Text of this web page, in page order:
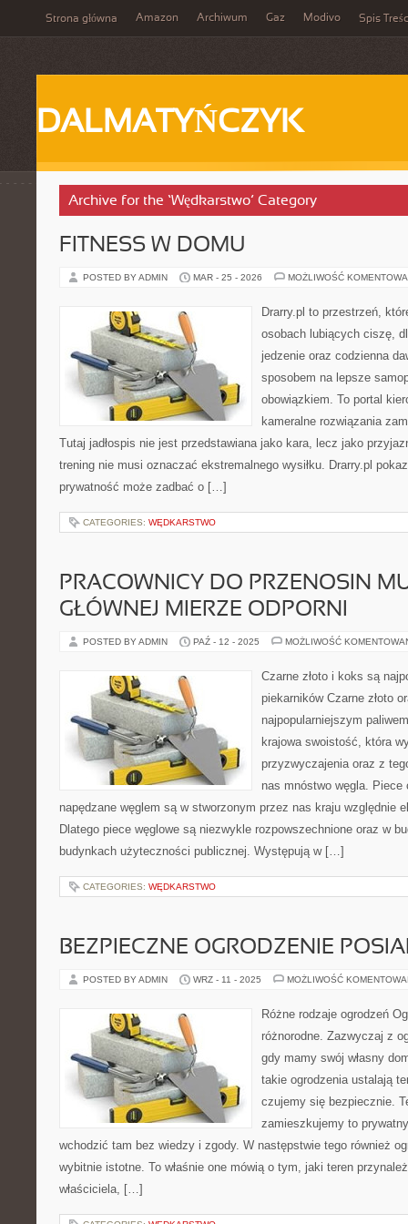
Strona główna Amazon Archiwum Gaz Modivo Spis
DALMATYŃCZYK
Archive for the ‘Wędkarstwo’ Category
FITNESS W DOMU
POSTED BY ADMIN MAR - 25 - 2026 MOŻLIWOŚĆ
Drarry.pl to przestrzeń,
osobach lubiących ciszę,
jedzenie oraz codzienna
sposobem na lepsze
obowiązkiem. To portal
kameralne rozwiązania
Tutaj jadłospis nie jest przedstawiana jako kara, lecz jako
trening nie musi oznaczać ekstremalnego wysiłku. Drarry.pl
prywatność może zadbać o […]
CATEGORIES: WĘDKARSTWO
PRACOWNICY DO PRZENOSIN
GŁÓWNEJ MIERZE ODPORNI
POSTED BY ADMIN PAŹ - 12 - 2025 MOŻLIWOŚĆ
Czarne złoto i koks są
piekarników Czarne złoto
najpopularniejszym
krajowa swoistość, która
przyzwyczajenia oraz z
nas mnóstwo węgla. Piece
napędzane węglem są w stworzonym przez nas kraju względnie
Dlatego piece węglowe są niezwykle rozpowszechnione oraz w
budynkach użyteczności publicznej. Występują w […]
CATEGORIES: WĘDKARSTWO
BEZPIECZNE OGRODZENIE
POSTED BY ADMIN WRZ - 11 - 2025 MOŻLIWOŚĆ
Różne rodzaje ogrodzeń
różnorodne. Zazwyczaj z
gdy mamy swój własny
takie ogrodzenia ustalają
czujemy się bezpiecznie.
zamieszkujemy to
wchodzić tam bez wiedzy i zgody. W następstwie tego również
wybitnie istotne. To właśnie one mówią o tym, jaki teren
właściciela, […]